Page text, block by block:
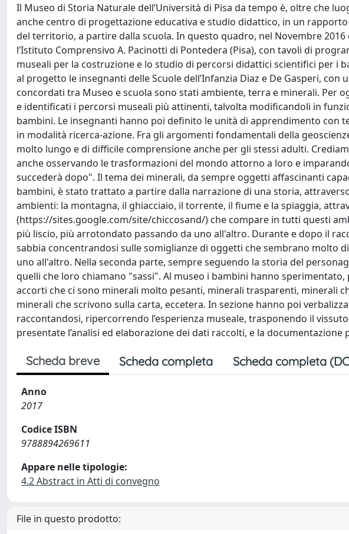
Il Museo di Storia Naturale dell’Università di Pisa da tempo è, oltre che
anche centro di progettazione educativa e studio didattico, in un
del territorio, a partire dalla scuola. In questo quadro, nel Novembre
l’Istituto Comprensivo A. Pacinotti di Pontedera (Pisa), con tavoli di
museali per la costruzione e lo studio di percorsi didattici scientifici per i
al progetto le insegnanti delle Scuole dell’Infanzia Diaz e De Gasperi,
concordati tra Museo e scuola sono stati ambiente, terra e minerali. Per
e identificati i percorsi museali più attinenti, talvolta modificandoli in
bambini. Le insegnanti hanno poi definito le unità di apprendimento con
in modalità ricerca-azione. Fra gli argomenti fondamentali della
molto lungo e di difficile comprensione anche per gli stessi adulti.
anche osservando le trasformazioni del mondo attorno a loro e
succederà dopo". Il tema dei minerali, da sempre oggetti affascinanti
bambini, è stato trattato a partire dalla narrazione di una storia,
ambienti: la montagna, il ghiacciaio, il torrente, il fiume e la spiaggia,
(https://sites.google.com/site/chiccosand/) che compare in tutti questi
più liscio, più arrotondato passando da uno all'altro. Durante e dopo il
sabbia concentrandosi sulle somiglianze di oggetti che sembrano molto
uno all'altro. Nella seconda parte, sempre seguendo la storia del
quelli che loro chiamano "sassi". Al museo i bambini hanno
accorti che ci sono minerali molto pesanti, minerali trasparenti, minerali
minerali che scrivono sulla carta, eccetera. In sezione hanno poi
raccontandosi, ripercorrendo l’esperienza museale, trasponendo il
presentate l’analisi ed elaborazione dei dati raccolti, e la
Scheda breve Scheda completa Scheda completa
Anno
2017
Codice ISBN
9788894269611
Appare nelle tipologie:
4.2 Abstract in Atti di convegno
File in questo prodotto: